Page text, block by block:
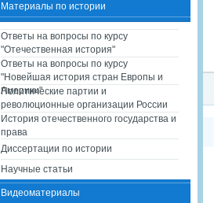
Материалы по истории
Ответы на вопросы по курсу
"Отечественная история"
Ответы на вопросы по курсу
"Новейшая история стран Европы и
Америки"
Политические партии и
революционные организации России
История отечественного государства и
права
Диссертации по истории
Научные статьи
Видеоматериалы